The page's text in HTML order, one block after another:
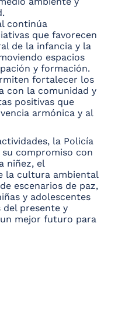
continúa
que favorecen
de la infancia y la
espacios
y formación.
fortalecer los
con la comunidad y
positivas que
armónica y al
la Policía
compromiso con
niñez, el
la cultura ambiental
escenarios de paz,
y adolescentes
presente y
mejor futuro para